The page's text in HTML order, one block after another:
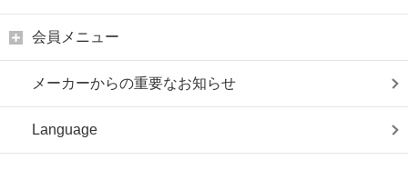
会員メニュー
メーカーからの重要なお知らせ
Language